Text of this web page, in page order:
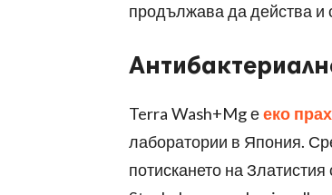
продължава да действа и
Terra Wash+Mg ееко
лаборатории в Япония.
потискането на